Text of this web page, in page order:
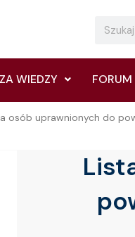
Search
WIEDZY FORUM
osób uprawnionych do